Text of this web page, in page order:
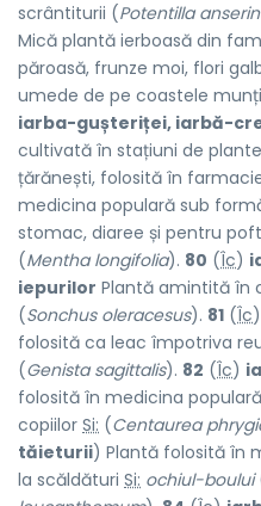
scrântiturii (Potentilla
Mică plantă ierboasă din
păroasă, frunze moi, flori
umede de pe coastele
iarba-gușteriței, iarbă-
cultivată în stațiuni de
țărănești, folosită în
medicina populară sub
stomac, diaree și pentru
(Mentha longifolia). 80 (Îc)
iepurilor Plantă amintită în
(Sonchus oleracesus). 81 (Îc)
folosită ca leac împotriva
(Genista sagittalis). 82 (Îc)
folosită în medicina
copiilor Si: (Centaurea
tăieturii) Plantă folosită în
la scăldături Si: ochiul-boului